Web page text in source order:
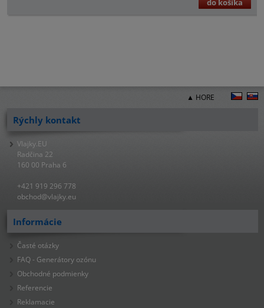
do košíka
▲ HORE
Rýchly kontakt
Vlajky.EU
Radčina 22
160 00 Praha 6
+421 919 296 778
obchod@vlajky.eu
Informácie
Časté otázky
FAQ - Generátory ozónu
Obchodné podmienky
Referencie
Reklamacie